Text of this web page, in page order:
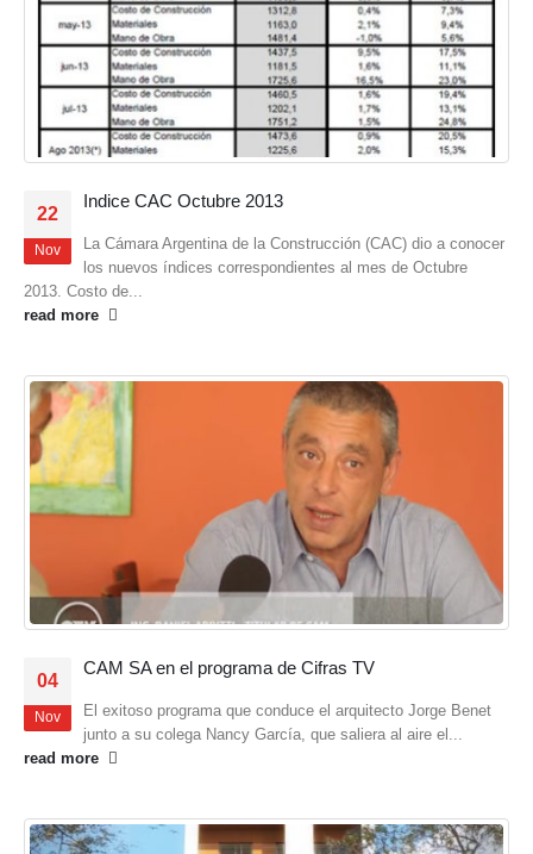
22
Nov
Indice CAC Octubre 2013
La Cámara Argentina de la Construcción (CAC) dio a conocer
los nuevos índices correspondientes al mes de Octubre
2013. Costo de...
read more
04
Nov
CAM SA en el programa de Cifras TV
El exitoso programa que conduce el arquitecto Jorge Benet
junto a su colega Nancy García, que saliera al aire el...
read more